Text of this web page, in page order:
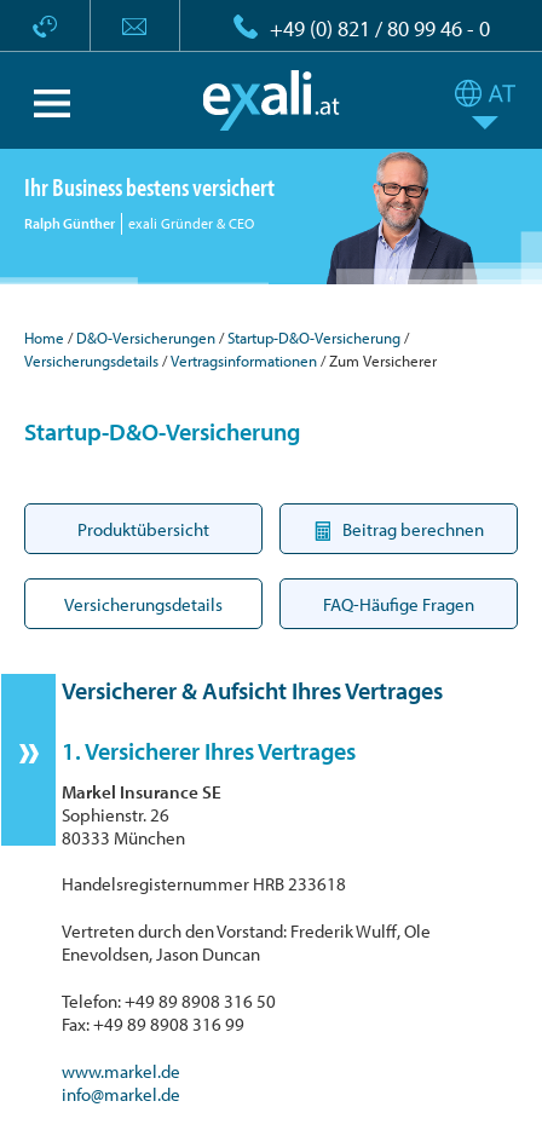
+49 (0) 821 / 80 99 46 - 0
Ihr Business bestens versichert
Ralph Günther exali Gründer & CEO
Home D&O-Versicherungen
Startup-D&O-Versicherung
Versicherungsdetails
Vertragsinformationen Zum Versicherer
Startup-D&O-Versicherung
Produktübersicht Beitrag berechnen
Versicherungsdetails FAQ-Häufige Fragen
Versicherer & Aufsicht Ihres Vertrages
1. Versicherer Ihres Vertrages
Markel Insurance SE
Sophienstr. 26
80333 München
Handelsregisternummer HRB 233618
Vertreten durch den Vorstand: Frederik Wulff, Ole
Enevoldsen, Jason Duncan
Telefon: +49 89 8908 316 50
Fax: +49 89 8908 316 99
www.markel.de
info@markel.de